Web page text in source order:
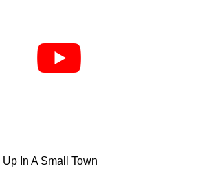
In A Small Town